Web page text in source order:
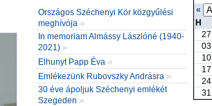
Országos Széchenyi Kör közgyűlési
meghívója »
In memoriam Almássy Lászlóné (1940-
2021) »
Elhunyt Papp Éva »
Emlékezünk Rubovszky Andrásra »
30 éve ápoljuk Széchenyi emlékét
Szegeden »
«
H
27
03
10
17
24
31